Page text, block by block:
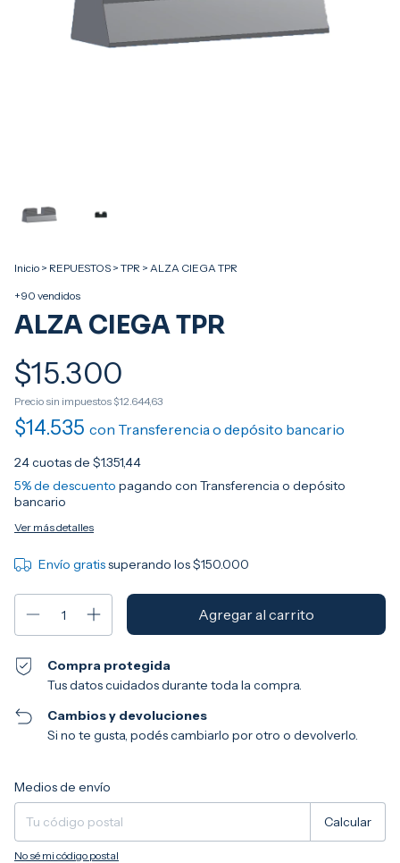
Inicio > REPUESTOS > TPR > ALZA CIEGA TPR
+90 vendidos
ALZA CIEGA TPR
$15.300
Precio sin impuestos$12.644,63
$14.535 con Transferencia o depósito bancario
24cuotas de $1.351,44
5% de descuento pagando con Transferencia o depósito
bancario
Ver más detalles
Envío gratissuperando los$150.000
Compra protegida
Tus datos cuidados durante toda la compra.
Cambios y devoluciones
Si no te gusta, podés cambiarlo por otro o devolverlo.
Entregas para el CP:
Medios de envío
Calcular
No sé mi código postal